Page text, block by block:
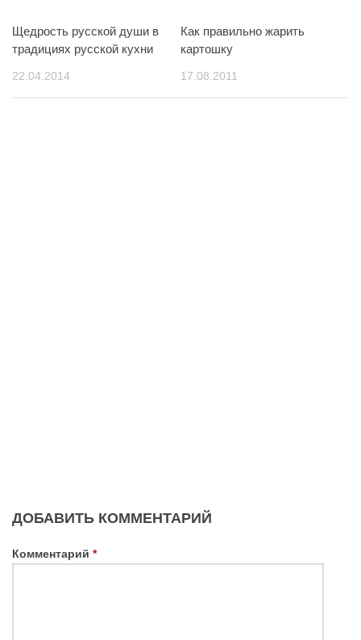
Щедрость русской души в
традициях русской кухни
22.04.2014
Как правильно жарить
картошку
17.08.2011
ДОБАВИТЬ КОММЕНТАРИЙ
Комментарий *